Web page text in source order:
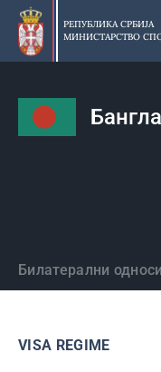
Прескочи
главни
део
РЕПУБЛИКА СРБИЈА
МИНИСТАРСТВО
Државе
Билатерални односи
VISA REGIME